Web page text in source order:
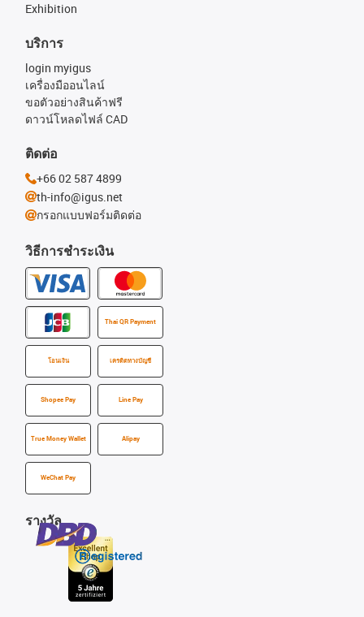
Exhibition
วิธีการชำระเงิน
Thai QR Payment
โอนเงิน เครดิตทางบัญชี
Shopee Pay Line Pay
True Money Wallet Alipay
WeChat Pay
บริการ
login myigus
เครื่องมืออนไลน์
ขอตัวอย่างสินค้าฟรี
ดาวน์โหลดไฟล์ CAD
รางวัล
ติดต่อ
+66 02 587 4899
th-info@igus.net
กรอกแบบฟอร์มติดต่อ